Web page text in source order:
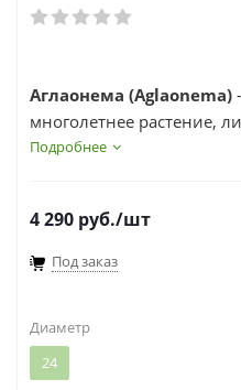
Аглаонема (Aglaonema)
многолетнее растение,
пестрые, крупные (до 12-
молодых растений
взрослых постепенно
по листочкам -
Подробнее
4 290 руб./шт
Под заказ
Диаметр
24